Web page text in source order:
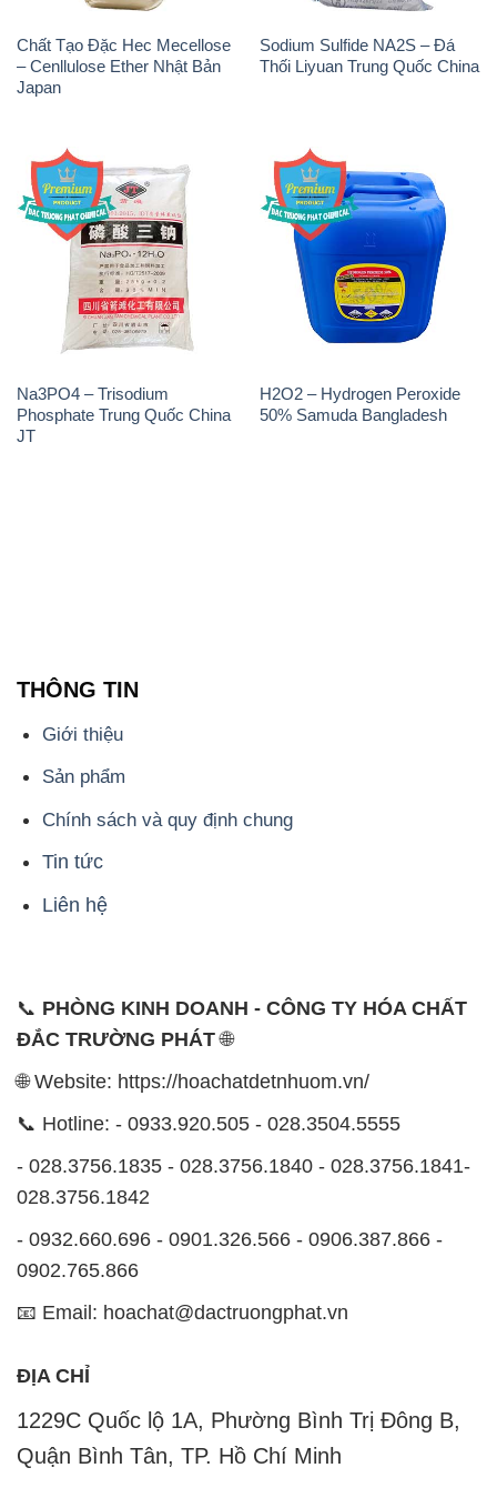
Chất Tạo Đặc Hec Mecellose
– Cenllulose Ether Nhật Bản
Japan
Sodium Sulfide NA2S – Đá
Thối Liyuan Trung Quốc China
Na3PO4 – Trisodium
Phosphate Trung Quốc China
JT
H2O2 – Hydrogen Peroxide
50% Samuda Bangladesh
THÔNG TIN
Giới thiệu
Sản phẩm
Chính sách và quy định chung
Tin tức
Liên hệ
📞 PHÒNG KINH DOANH - CÔNG TY HÓA CHẤT
ĐẮC TRƯỜNG PHÁT🌐
🌐 Website: https://hoachatdetnhuom.vn/
📞 Hotline: - 0933.920.505 - 028.3504.5555
- 028.3756.1835 - 028.3756.1840 - 028.3756.1841-
028.3756.1842
- 0932.660.696 - 0901.326.566 - 0906.387.866 -
0902.765.866
📧 Email: hoachat@dactruongphat.vn
ĐỊA CHỈ
1229C Quốc lộ 1A, Phường Bình Trị Đông B,
Quận Bình Tân, TP. Hồ Chí Minh